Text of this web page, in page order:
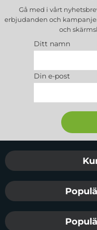
Gå med i vårt
erbjudanden och
och
Ditt namn
Din e-post
Sidfot